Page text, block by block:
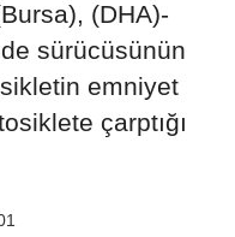
(DHA)-
sürücüsünün
emniyet
çarptığı